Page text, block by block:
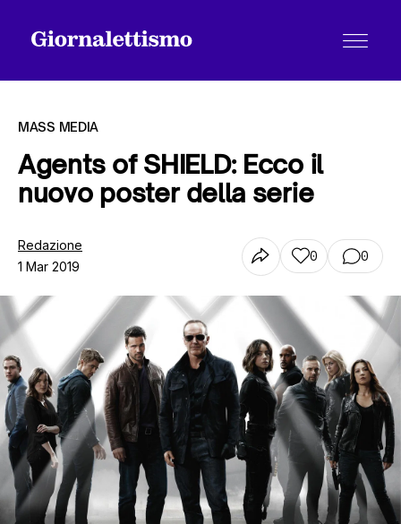
Tutti gli articoli
Chi siamo
Contatti
MASS MEDIA
Agents of SHIELD: Ecco il
nuovo poster della serie
Redazione
1 Mar 2019
0 0